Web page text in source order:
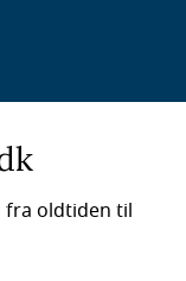
fra oldtiden til